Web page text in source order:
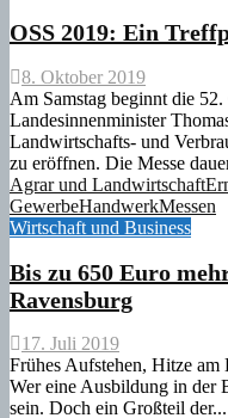
OSS 2019: Ein
8. Oktober 2019
Am Samstag beginnt die
Landesinnenminister
Landwirtschafts- und
zu eröffnen. Die Messe
Agrar und Landwirtschaft
GewerbeHandwerkMessen
Wirtschaft und Business
Bis zu 650 Euro
Ravensburg
17. Juli 2019
Frühes Aufstehen, Hitze am
Wer eine Ausbildung in der
sein. Doch ein Großteil der...